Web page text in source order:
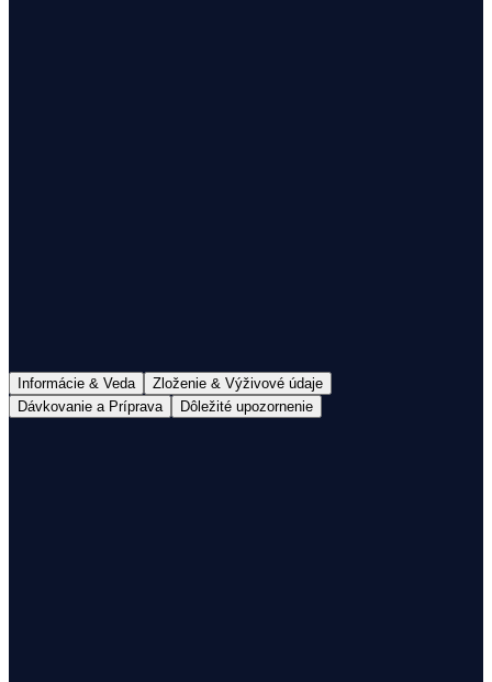
Informácie & Veda
Zloženie & Výživové údaje
Dávkovanie a Príprava
Dôležité upozornenie